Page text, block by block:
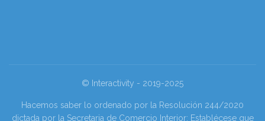
© Interactivity - 2019-2025
Hacemos saber lo ordenado por la Resolución 244/2020
dictada por la Secretaria de Comercio Interior: Establécese que